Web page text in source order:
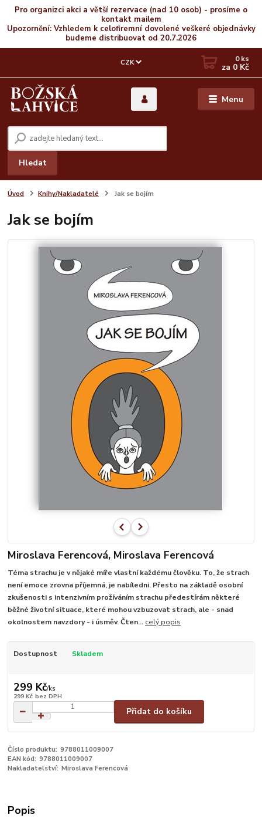
Pro organizci akci a větší rezervace (nad 10 osob) - prosíme o
kontakt mailem
Upozornění: Vzhledem k celofiremní dovolené veškeré objednávky
budeme distribuovat od 20.7.2026
Menu
CZK
Hledat
0ks
za 0 Kč
Úvod Knihy/Nakladatelé Jak se bojím
Jak se bojím
Miroslava Ferencová, Miroslava Ferencová
Téma strachu je v nějaké míře vlastní každému člověku. To, že strach
není emoce zrovna příjemná, je nabíledni. Přesto na základě osobní
zkušenosti s intenzivním prožíváním strachu předestírám některé
běžné životní situace, které mohou vzbuzovat strach, ale - snad
okolnostem navzdory - i úsměv. Čten... celý popis
Dostupnost Skladem
299 Kč/ks
299 Kč bez DPH
Přidat do košíku
Číslo produktu: 9788011009007
EAN kód: 9788011009007
Nakladatelství: Miroslava Ferencová
Popis